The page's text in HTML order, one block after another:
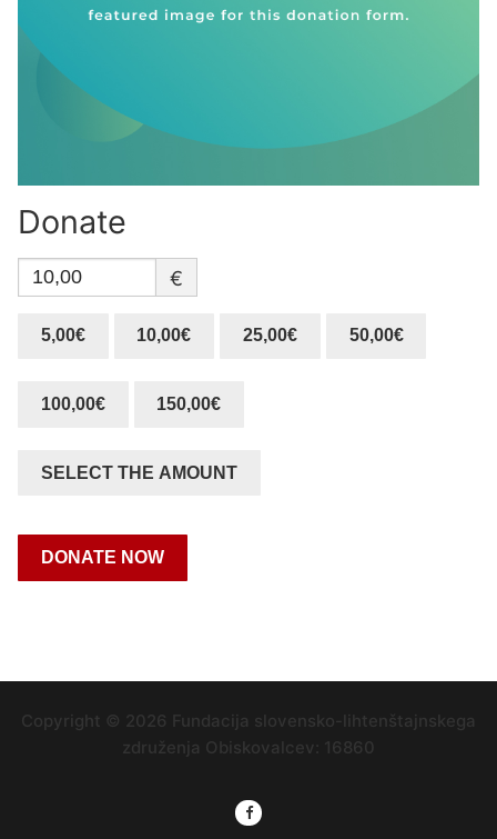
Donate
€
5,00€ 10,00€ 25,00€ 50,00€
100,00€ 150,00€
SELECT THE AMOUNT
DONATE NOW
Copyright © 2026 Fundacija slovensko-lihtenštajnskega
združenja Obiskovalcev:
16860